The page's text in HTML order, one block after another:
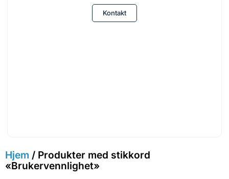
Kontakt
Hjem / Produkter med stikkord
«Brukervennlighet»